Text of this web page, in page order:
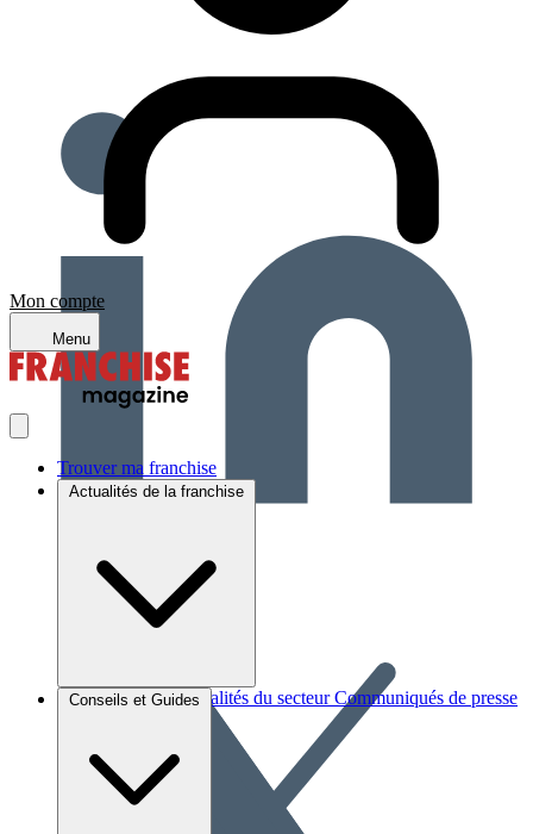
Mon compte
Menu
Trouver ma franchise
Actualités de la franchise
Brèves et actus Actualités du secteur Communiqués de presse
Conseils et Guides